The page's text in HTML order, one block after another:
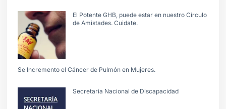
El Potente GHB, puede estar en nuestro Círculo
de Amistades. Cuidate.
Se Incremento el Cáncer de Pulmón en Mujeres.
Secretarìa Nacional de Discapacidad